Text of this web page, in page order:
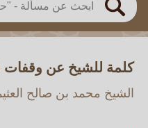
بحث
كلمة للشيخ عن وقفات
الشيخ محمد بن صالح